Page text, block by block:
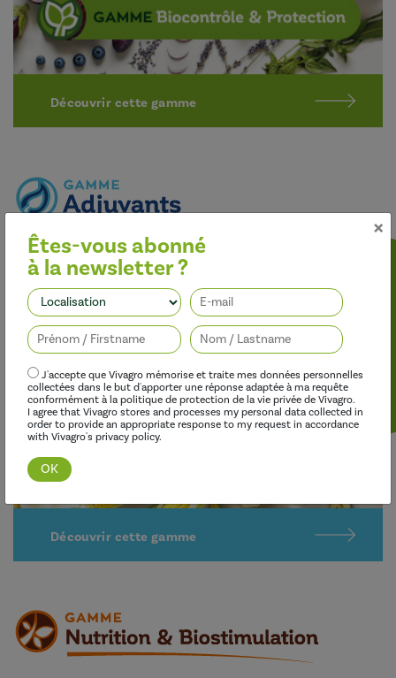
Découvrir cette gamme
Optimiser l’efficacité des traitements
Nos adjuvants permettent d’améliorer l’efficacité des
herbicides, des fongicides, des insecticides et des régulateurs de
croissance, tout en limitant leur impact sur l’environnement.
Découvrir cette gamme
×
Êtes-vous abonné
à la newsletter ?
J'accepte que Vivagro mémorise et traite mes données personnelles
collectées dans le but d'apporter une réponse adaptée à ma requête
conformément à la politique de protection de la vie privée de Vivagro.
I agree that Vivagro stores and processes my personal data collected in
order to provide an appropriate response to my request in accordance
with Vivagro's privacy policy.